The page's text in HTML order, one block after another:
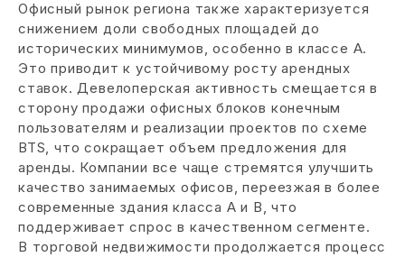
Офисный рынок региона также характеризуется
снижением доли свободных площадей до
исторических минимумов, особенно в классе А.
Это приводит к устойчивому росту арендных
ставок. Девелоперская активность смещается в
сторону продажи офисных блоков конечным
пользователям и реализации проектов по схеме
BTS, что сокращает объем предложения для
аренды. Компании все чаще стремятся улучшить
качество занимаемых офисов, переезжая в более
современные здания класса А и В, что
поддерживает спрос в качественном сегменте.
В торговой недвижимости продолжается процесс